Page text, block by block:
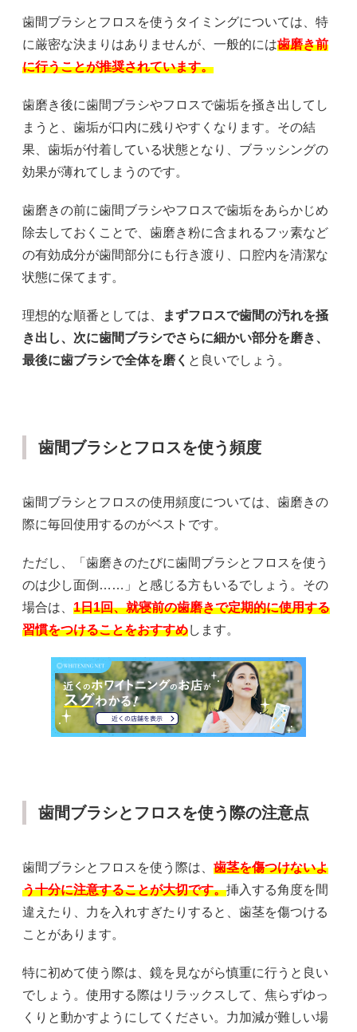
歯間ブラシとフロスを使うタイミングについては、特
に厳密な決まりはありませんが、一般的には歯磨き前
に行うことが推奨されています。
歯磨き後に歯間ブラシやフロスで歯垢を掻き出してし
まうと、歯垢が口内に残りやすくなります。その結
果、歯垢が付着している状態となり、ブラッシングの
効果が薄れてしまうのです。
歯磨きの前に歯間ブラシやフロスで歯垢をあらかじめ
除去しておくことで、歯磨き粉に含まれるフッ素など
の有効成分が歯間部分にも行き渡り、口腔内を清潔な
状態に保てます。
理想的な順番としては、
まずフロスで歯間の汚れを掻
き出し、次に歯間ブラシでさらに細かい部分を磨き、
最後に歯ブラシで全体を磨く と良いでしょう。
歯間ブラシとフロスを使う頻度
歯間ブラシとフロスの使用頻度については、歯磨きの
際に毎回使用するのがベストです。
ただし、「歯磨きのたびに歯間ブラシとフロスを使う
のは少し面倒……」と感じる方もいるでしょう。その
場合は、 1日1回、就寝前の歯磨きで定期的に使用する
習慣をつけることをおすすめします。
歯間ブラシとフロスを使う際の注意点
歯間ブラシとフロスを使う際は、 歯茎を傷つけないよ
う十分に注意することが大切です。挿入する角度を間
違えたり、力を入れすぎたりすると、歯茎を傷つける
ことがあります。
特に初めて使う際は、鏡を見ながら慎重に行うと良い
でしょう。使用する際はリラックスして、焦らずゆっ
くりと動かすようにしてください。力加減が難しい場